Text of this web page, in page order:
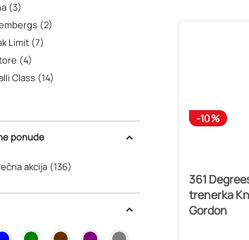
(3)
(2)
Limit (7)
(4)
Class (14)
ponude
akcija (136)
-10%
361
trenerka
Gordon